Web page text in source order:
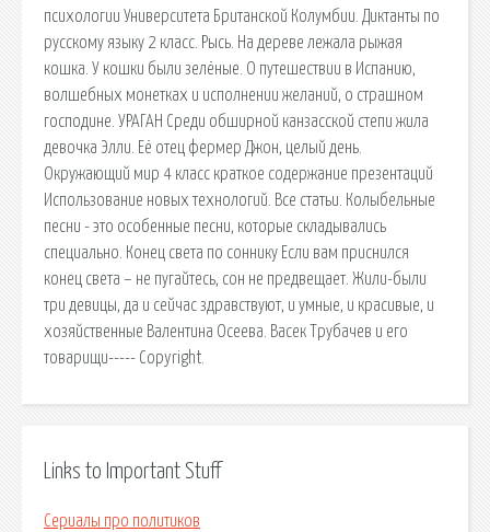
психологии Университета Британской Колумбии. Диктанты по
русскому языку 2 класс. Рысь. На дереве лежала рыжая
кошка. У кошки были зелёные. О путешествии в Испанию,
волшебных монетках и исполнении желаний, о страшном
господине. УРАГАН Среди обширной канзасской степи жила
девочка Элли. Её отец фермер Джон, целый день.
Окружающий мир 4 класс краткое содержание презентаций
Использование новых технологий. Все статьи. Колыбельные
песни - это особенные песни, которые складывались
специально. Конец света по соннику Если вам приснился
конец света – не пугайтесь, сон не предвещает. Жили-были
три девицы, да и сейчас здравствуют, и умные, и красивые, и
хозяйственные Валентина Осеева. Васек Трубачев и его
товарищи----- Copyright.
Links to Important Stuff
Сериалы про политиков